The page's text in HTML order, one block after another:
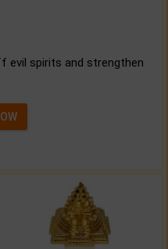
evil spirits and strengthen